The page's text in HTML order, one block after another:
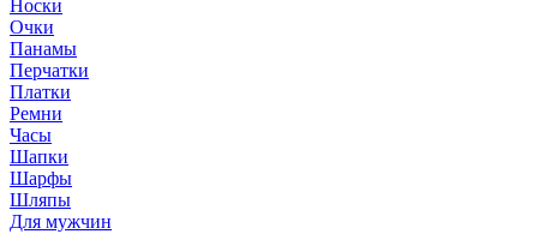
Носки
Очки
Панамы
Перчатки
Платки
Ремни
Часы
Шапки
Шарфы
Шляпы
Для мужчин